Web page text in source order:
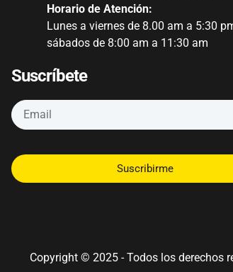
Horario de Atención:
Lunes a viernes de 8.00 am a 5:30
sábados de 8:00 am a 11:30 am
Suscríbete
Suscribirme
Copyright © 2025 - Todos los derechos